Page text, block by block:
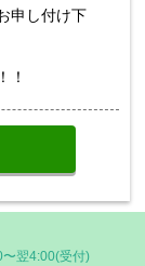
申し付け下
！
翌4:00(受付)